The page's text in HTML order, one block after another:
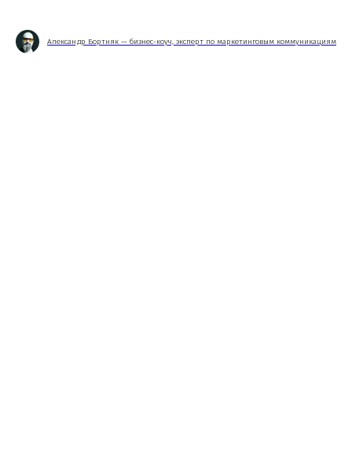
Александр Бортняк — бизнес-коуч, эксперт по маркетинговым коммуникациям